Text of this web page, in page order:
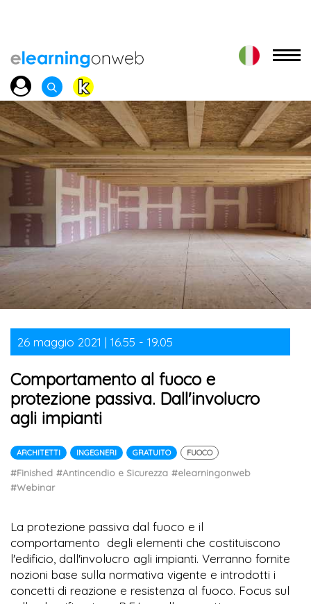
26 maggio 2021 | 16.55 - 19.05
Comportamento al fuoco e
protezione passiva. Dall'involucro
agli impianti
ARCHITETTI INGEGNERI GRATUITO FUOCO
#Finished #Antincendio e Sicurezza #elearningonweb
#Webinar
La protezione passiva dal fuoco e il
comportamento degli elementi che costituiscono
l'edificio, dall'involucro agli impianti. Verranno fornite
nozioni base sulla normativa vigente e introdotti i
concetti di reazione e resistenza al fuoco. Focus sul